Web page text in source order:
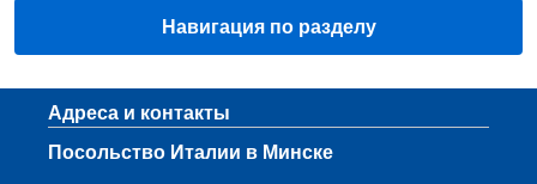
Навигация по разделу
Нижний колонтитул
Адреса и контакты
Посольство Италии в Минске